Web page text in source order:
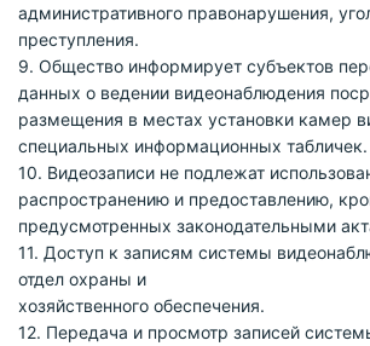
административного правонарушения,
преступления.
9. Общество информирует субъектов
данных о ведении видеонаблюдения
размещения в местах установки камер
специальных информационных табличек.
10. Видеозаписи не подлежат
распространению и предоставлению,
предусмотренных законодательными
11. Доступ к записям системы
отдел охраны и
хозяйственного обеспечения.
12. Передача и просмотр записей